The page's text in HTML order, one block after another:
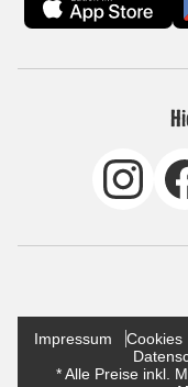
Impressum Cookies
* Alle Preise inkl.